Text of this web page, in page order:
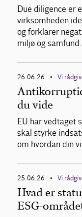
Due diligence er
virksomheden
og forklarer
miljø og samfund.
26.06.26 • Vi
du vide
EU har vedtaget
skal styrke
om hvordan din
25.06.26 • Vi
Hvad er
ESG-